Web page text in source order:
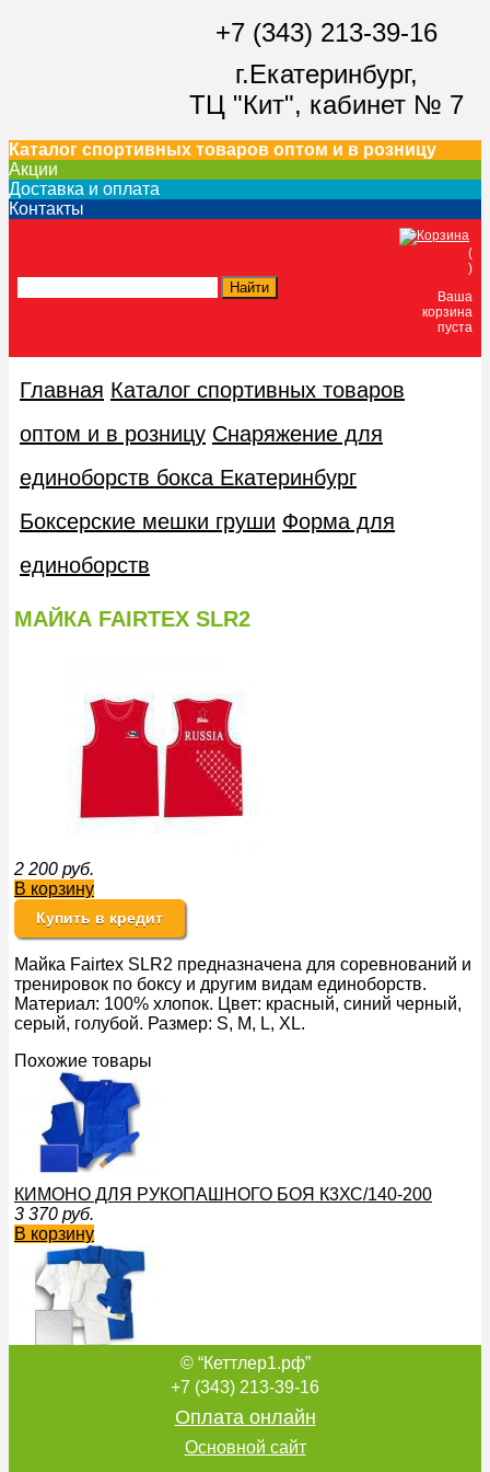
+7 (343) 213-39-16
г.Екатеринбург,
ТЦ "Кит", кабинет № 7
Каталог спортивных товаров оптом и в розницу
Акции
Доставка и оплата
Контакты
(
)
Ваша
корзина
пуста
Главная Каталог спортивных товаров
оптом и в розницу Снаряжение для
единоборств бокса Екатеринбург
Боксерские мешки груши Форма для
единоборств
МАЙКА FAIRTEX SLR2
2 200 руб.
В корзину
Купить в кредит
Майка Fairtex SLR2 предназначена для соревнований и
тренировок по боксу и другим видам единоборств.
Материал: 100% хлопок. Цвет: красный, синий черный,
серый, голубой. Размер: S, M, L, XL.
Похожие товары
КИМОНО ДЛЯ РУКОПАШНОГО БОЯ К3ХС/140-200
3 370 руб.
В корзину
КИМОНО ДЛЯ ДЗЮДО К7Х/122-176
© “Кеттлер1.рф”
+7 (343) 213-39-16
Оплата онлайн
Основной сайт